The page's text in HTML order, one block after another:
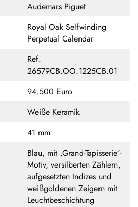
Audemars Piguet
Royal Oak Selfwinding
Perpetual Calendar
Ref.
26579CB.OO.1225CB.01
94.500 Euro
Weiße Keramik
41 mm
Blau, mit ‚Grand-Tapisserie‘-
Motiv, versilberten Zählern,
aufgesetzten Indizes und
weißgoldenen Zeigern mit
Leuchtbeschichtung